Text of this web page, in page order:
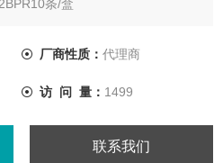
条/盒
厂商性质： 代理商
访 问 量： 1499
联系我们